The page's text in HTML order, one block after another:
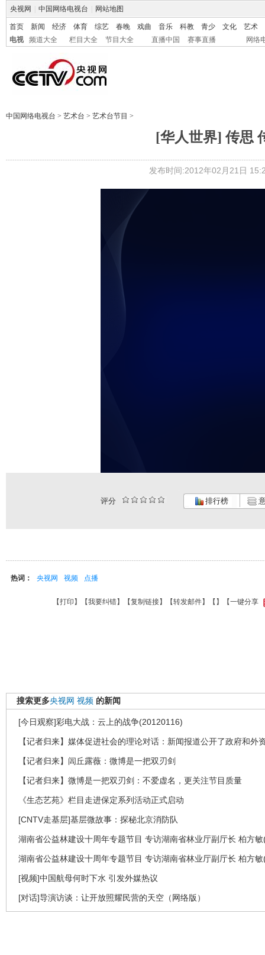
央视网 中国网络电视台 网站地图
首页 新闻 经济 体育 综艺 春晚 戏曲 音乐 科教 青少 文化
艺术
电视
频道大全 栏目大全 节目大全 直播中国 赛事直播 网络
中国网络电视台 > 艺术台 > 艺术台节目 >
[华人世界] 传思
发布时间:2012年02月21日
评分 排行榜
热词： 央视网 视频 点播
【打印 】【我要纠错】【复制链接】【转发邮件】【 】 【一键分享
搜索更多央视网 视频 的新闻
[今日观察]彩电大战：云上的战争(20120116)
【记者归来】媒体促进社会的理论对话：新闻报道公开了政府和外
【记者归来】闾丘露薇：微博是一把双刃剑
【记者归来】微博是一把双刃剑：不爱虚名，更关注节目质量
《生态艺苑》栏目走进保定系列活动正式启动
[CNTV走基层]基层微故事：探秘北京消防队
湖南省公益林建设十周年专题节目 专访湖南省林业厅副厅长 柏方
湖南省公益林建设十周年专题节目 专访湖南省林业厅副厅长 柏方
[视频]中国航母何时下水 引发外媒热议
[对话]导演访谈：让开放照耀民营的天空（网络版）